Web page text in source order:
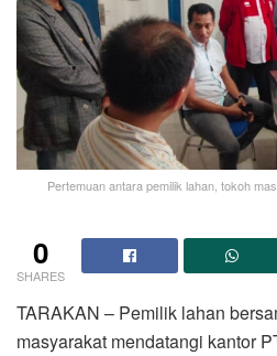
Pertemuan antara pemilik lahan, tokoh
0
SHARES
TARAKAN – Pemilik lahan
masyarakat mendatangi kantor